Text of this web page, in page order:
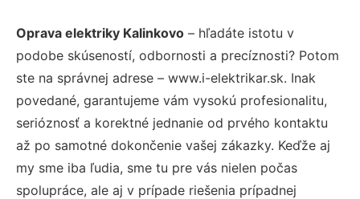
Oprava elektriky Kalinkovo – hľadáte istotu v
podobe skúseností, odbornosti a precíznosti? Potom
ste na správnej adrese – www.i-elektrikar.sk. Inak
povedané, garantujeme vám vysokú profesionalitu,
serióznosť a korektné jednanie od prvého kontaktu
až po samotné dokončenie vašej zákazky. Keďže aj
my sme iba ľudia, sme tu pre vás nielen počas
spolupráce, ale aj v prípade riešenia prípadnej